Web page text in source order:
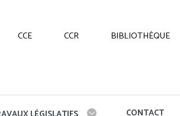
CCE CCR BIBLIOTHÈQUE